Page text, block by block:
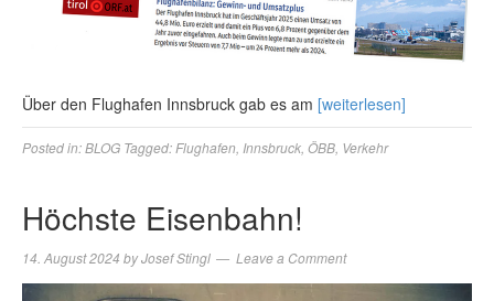
Über den Flughafen Innsbruck gab es am [weiterlesen]
Posted in:BLOG Tagged: Flughafen Innsbruck ÖBB Verkehr
Höchste Eisenbahn!
14. August 2024 byJosef Stingl Leave a Comment